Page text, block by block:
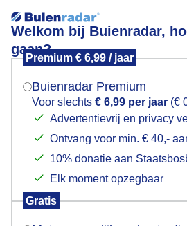
Welkom bij Buienradar,
gaan?
Premium € 6,99 / jaar
Buienradar Premium
Voor slechts € 6,99 per jaar (€
Advertentievrij en privacy
Ontvang voor min. € 40,-
10% donatie aan
Elk moment opzegbaar
Gratis
vanmorgen wat leuke veeg
Mogen we je locatie
Indien je hier nog geen
verschijnt er zo een pop-up
Is goed, toon de